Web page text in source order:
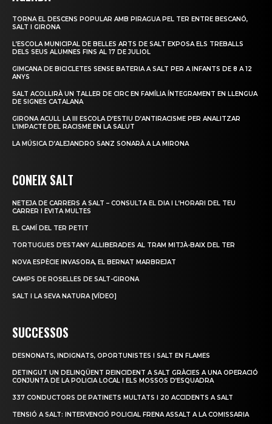
TORNA EL DESCENS POPULAR AMB PIRAGUA PEL TER ENTRE BESCANÓ,
SALT I GIRONA
L’ESCOLA MUNICIPAL DE BELLES ARTS DE SALT EXPOSA ELS TREBALLS
DELS SEUS ALUMNES FINS AL 17 DE JULIOL
GIMCANA DE BICICLETES SENSE BATERIA A SALT PER A INFANTS DE 8 A 12
ANYS
SALT ACOLLIRÀ UN TALLER DE CIRC EN FAMÍLIA ÍNTEGRAMENT EN LLENGUA
DE SIGNES CATALANA
GIRONA ACULL LA III ESCOLA D’ESTIU D’ANTIRACISME PER ANALITZAR
L’IMPACTE DEL RACISME EN LA SALUT
LA MÚSICA D’ALEJANDRO SANZ SONARÀ A LA MIRONA
CONEIX SALT
NETEJA DE CARRERS A SALT – CONSULTA EL DIA I L’HORARI DEL TEU
CARRER I EVITA MULTES
EL CAMÍ DEL TER PETIT
TORTUGUES D’ESTANY ALLIBERADES AL TRAM MITJÀ-BAIX DEL TER
NOVA ESPÈCIE INVASORA, EL BERNAT MARBREJAT
CAMPS DE ROSELLES DE SALT-GIRONA
SALT I LA SEVA NATURA [VÍDEO]
SUCCESSOS
DESNONATS, INDIGNATS, OPORTUNISTES I SALT EN FLAMES
DETINGUT UN DELINQÜENT REINCIDENT A SALT GRÀCIES A UNA OPERACIÓ
CONJUNTA DE LA POLICIA LOCAL I ELS MOSSOS D’ESQUADRA
337 CONDUCTORS DE PATINETS MULTATS I 20 ACCIDENTS A SALT
TENSIÓ A SALT: INTERVENCIÓ POLICIAL FRENA ASSALT A LA COMISSARIA